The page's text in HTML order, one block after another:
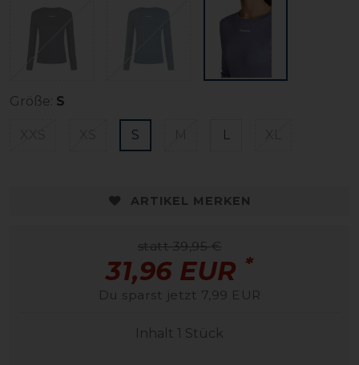
Größe: S
S L
ARTIKEL MERKEN
statt 39,95 €
31,96 EUR *
Du sparst jetzt 7,99 EUR
Inhalt 1 Stück